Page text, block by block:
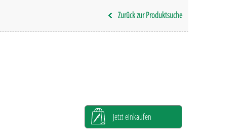
Zurück zur Produktsuche
Jetzt einkaufen